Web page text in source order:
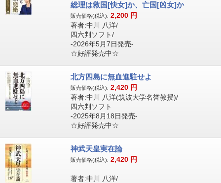
総理は救国[快女]か、亡国[凶女]か
販売価格(税込): 2,200 円
著者:中川 八洋/
四六判ソフト/
-2026年5月7日発売-
☆好評発売中☆
北方四島に無血進駐せよ
販売価格(税込): 2,420 円
著者:中川 八洋(筑波大学名誉教授)/
四六判ソフト
-2025年8月18日発売-
☆好評発売中☆
神武天皇実在論
販売価格(税込): 2,420 円
著者:中川 八洋/